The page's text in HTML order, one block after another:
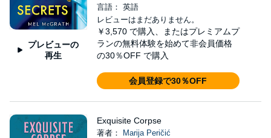
プレビューの
再生
言語： 英語
レビューはまだありません。
￥3,570 で購入、またはプレミアムプ
ランの無料体験を始めて非会員価格
の30％OFF で購入
会員登録で30％OFF
Exquisite Corpse
著者：
Marija Peričić